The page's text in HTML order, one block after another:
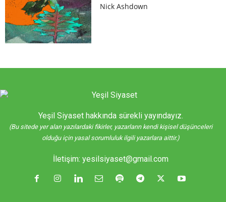
Nick Ashdown
Yeşil Siyaset hakkında sürekli yayındayız.
(Bu sitede yer alan yazılardaki fikirler, yazarların kendi kişisel düşünceleri
olduğu için yasal sorumluluk ilgili yazarlara aittir.)
İletişim: yesilsiyaset@gmail.com